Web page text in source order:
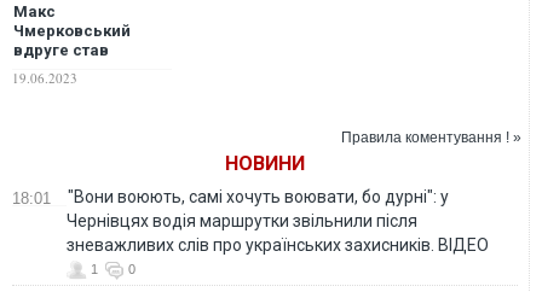
Макс
Чмерковський
вдруге став
19.06.2023
Правила коментування ! »
НОВИНИ
18:01
"Вони воюють, самі хочуть воювати, бо дурні": у
Чернівцях водія маршрутки звільнили після
зневажливих слів про українських захисників. ВІДЕО
1 0